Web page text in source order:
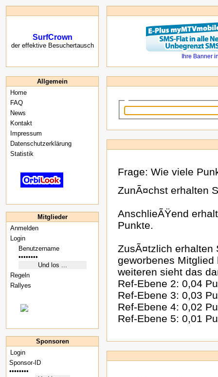
SurfCrown
der effektive Besuchertausch
Allgemein
Home
FAQ
News
Kontakt
Impressum
Datenschutzerklärung
Statistik
Mitglieder
Anmelden
Login
Regeln
Rallyes
Sponsoren
Login
Frage: Wie viele
ZunÃ¤chst erhalten
AnschlieÃŸend
Punkte.
ZusÃ¤tzlich
geworbenes
weiteren sieht das
Ref-Ebene 2: 0,04
Ref-Ebene 3: 0,03
Ref-Ebene 4: 0,02
Ref-Ebene 5: 0,01